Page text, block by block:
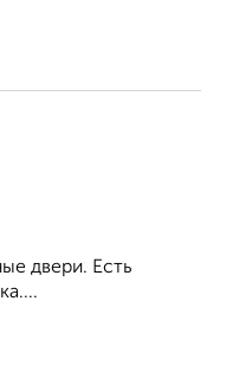
двери. Есть